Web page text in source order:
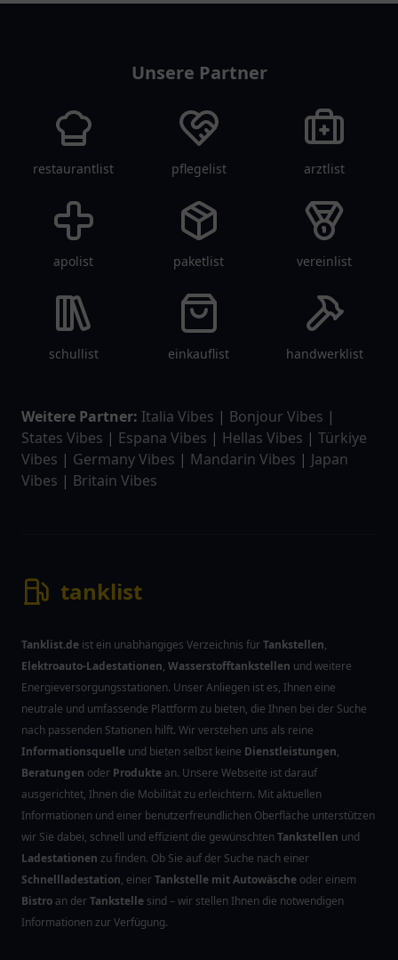
Unsere Partner
restaurantlist pflegelist arztlist
apolist paketlist vereinlist
schullist einkauflist handwerklist
Weitere Partner: Italia Vibes | Bonjour Vibes |
States Vibes | Espana Vibes | Hellas Vibes | Türkiye
Vibes | Germany Vibes | Mandarin Vibes | Japan
Vibes | Britain Vibes
tanklist
Tanklist.de ist ein unabhängiges Verzeichnis fürTankstellen,
Elektroauto-Ladestationen, Wasserstofftankstellen und weitere
Energieversorgungsstationen. Unser Anliegen ist es, Ihnen eine
neutrale und umfassende Plattform zu bieten, die Ihnen bei der Suche
nach passenden Stationen hilft. Wir verstehen uns als reine
Informationsquelle und bieten selbst keine Dienstleistungen,
Beratungen oder Produkte an. Unsere Webseite ist darauf
ausgerichtet, Ihnen die Mobilität zu erleichtern. Mit aktuellen
Informationen und einer benutzerfreundlichen Oberfläche unterstützen
wir Sie dabei, schnell und effizient die gewünschtenTankstellen und
Ladestationen zu finden. Ob Sie auf der Suche nach einer
Schnellladestation, einerTankstelle mit Autowäsche oder einem
Bistro an derTankstelle sind – wir stellen Ihnen die notwendigen
Informationen zur Verfügung.